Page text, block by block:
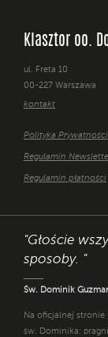
Klasztor oo.
ul. Freta 10
00-227 Warszawa
kontakt
Polityka Prywatności
Regulamin
Regulamin płatności
"Głoście
sposoby. "
Św. Dominik
Na oficjalnej
św. Dominika: